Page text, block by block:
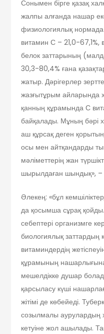
Сонымен бірге қазақ
жалпы алғанда нашар
физиологиялық
витамин С – 21,0-
белок заттарының
30,3-80,4% ғана
жатыр. Дәрігерлер
жазғытұрым айларында
қанның құрамында С
байқалады. Мұның бәрі
аш құрсақ деген
осы мен айтқандарды
мәліметтерің жан
шырылдаған шындық», –
Әлекең: «бұл
да қосымша сұрақ қойды.
себептері организмге
биологиялық заттардың
витаминдердің
құрамының
мешелдікке душар
қарсыласу күші
жітімі де көбейеді.
созылмалы аурулардың
кетуіне жол ашылады.